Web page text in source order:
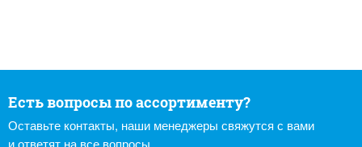
Есть вопросы по ассортименту?
Оставьте контакты, наши менеджеры свяжутся с вами
и ответят на все вопросы